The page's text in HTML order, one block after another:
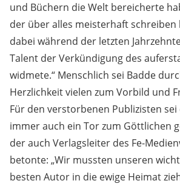
und Büchern die Welt bereicherte
der über alles meisterhaft schreiben
dabei während der letzten
Talent der Verkündigung des
widmete.“ Menschlich sei Badde
Herzlichkeit vielen zum Vorbild und
Für den verstorbenen Publizisten sei
immer auch ein Tor zum Göttlichen
der auch Verlagsleiter des Fe-
betonte: „Wir mussten unseren
besten Autor in die ewige Heimat